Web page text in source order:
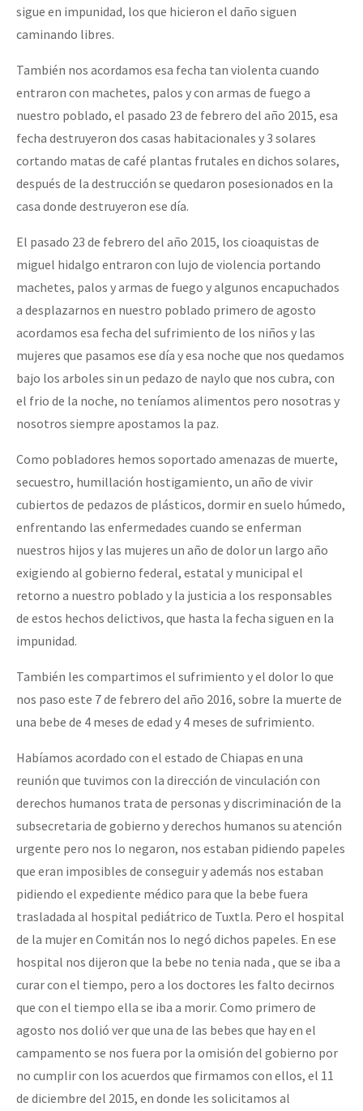
sigue en impunidad, los que hicieron el daño siguen
caminando libres.
También nos acordamos esa fecha tan violenta cuando
entraron con machetes, palos y con armas de fuego a
nuestro poblado, el pasado 23 de febrero del año 2015, esa
fecha destruyeron dos casas habitacionales y 3 solares
cortando matas de café plantas frutales en dichos solares,
después de la destrucción se quedaron posesionados en la
casa donde destruyeron ese día.
El pasado 23 de febrero del año 2015, los cioaquistas de
miguel hidalgo entraron con lujo de violencia portando
machetes, palos y armas de fuego y algunos encapuchados
a desplazarnos en nuestro poblado primero de agosto
acordamos esa fecha del sufrimiento de los niños y las
mujeres que pasamos ese día y esa noche que nos quedamos
bajo los arboles sin un pedazo de naylo que nos cubra, con
el frio de la noche, no teníamos alimentos pero nosotras y
nosotros siempre apostamos la paz.
Como pobladores hemos soportado amenazas de muerte,
secuestro, humillación hostigamiento, un año de vivir
cubiertos de pedazos de plásticos, dormir en suelo húmedo,
enfrentando las enfermedades cuando se enferman
nuestros hijos y las mujeres un año de dolor un largo año
exigiendo al gobierno federal, estatal y municipal el
retorno a nuestro poblado y la justicia a los responsables
de estos hechos delictivos, que hasta la fecha siguen en la
impunidad.
También les compartimos el sufrimiento y el dolor lo que
nos paso este 7 de febrero del año 2016, sobre la muerte de
una bebe de 4 meses de edad y 4 meses de sufrimiento.
Habíamos acordado con el estado de Chiapas en una
reunión que tuvimos con la dirección de vinculación con
derechos humanos trata de personas y discriminación de la
subsecretaria de gobierno y derechos humanos su atención
urgente pero nos lo negaron, nos estaban pidiendo papeles
que eran imposibles de conseguir y además nos estaban
pidiendo el expediente médico para que la bebe fuera
trasladada al hospital pediátrico de Tuxtla. Pero el hospital
de la mujer en Comitán nos lo negó dichos papeles. En ese
hospital nos dijeron que la bebe no tenia nada , que se iba a
curar con el tiempo, pero a los doctores les falto decirnos
que con el tiempo ella se iba a morir. Como primero de
agosto nos dolió ver que una de las bebes que hay en el
campamento se nos fuera por la omisión del gobierno por
no cumplir con los acuerdos que firmamos con ellos, el 11
de diciembre del 2015, en donde les solicitamos al